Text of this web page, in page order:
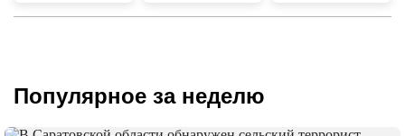
Популярное за неделю